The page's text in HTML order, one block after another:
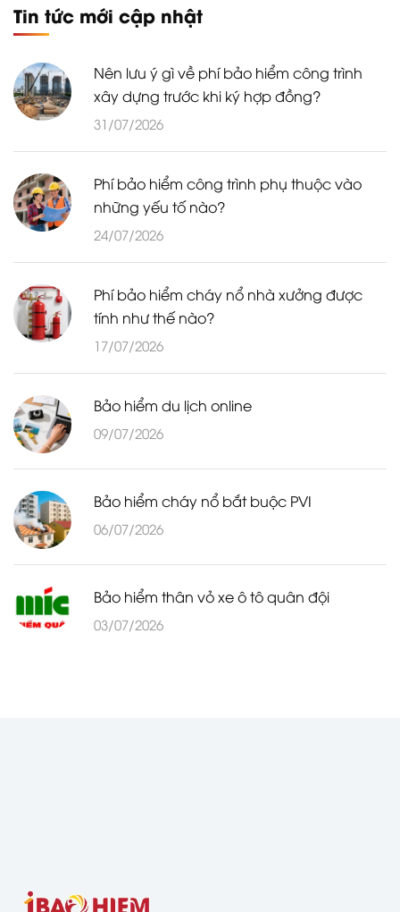
Tin tức mới cập nhật
Nên lưu ý gì về phí bảo hiểm công trình
xây dựng trước khi ký hợp đồng?
31/07/2026
Phí bảo hiểm công trình phụ thuộc vào
những yếu tố nào?
24/07/2026
Phí bảo hiểm cháy nổ nhà xưởng được
tính như thế nào?
17/07/2026
Bảo hiểm du lịch online
09/07/2026
Bảo hiểm cháy nổ bắt buộc PVI
06/07/2026
Bảo hiểm thân vỏ xe ô tô quân đội
03/07/2026